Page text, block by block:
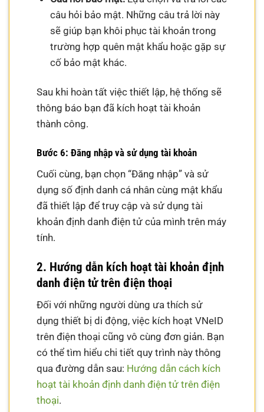
câu hỏi bảo mật. Những câu trả lời này
sẽ giúp bạn khôi phục tài khoản trong
trường hợp quên mật khẩu hoặc gặp sự
cố bảo mật khác.
Sau khi hoàn tất việc thiết lập, hệ thống sẽ
thông báo bạn đã kích hoạt tài khoản
thành công.
Bước 6: Đăng nhập và sử dụng tài khoản
Cuối cùng, bạn chọn “Đăng nhập” và sử
dụng số định danh cá nhân cùng mật khẩu
đã thiết lập để truy cập và sử dụng tài
khoản định danh điện tử của mình trên máy
tính.
2. Hướng dẫn kích hoạt tài khoản định
danh điện tử trên điện thoại
Đối với những người dùng ưa thích sử
dụng thiết bị di động, việc kích hoạt VNeID
trên điện thoại cũng vô cùng đơn giản. Bạn
có thể tìm hiểu chi tiết quy trình này thông
qua đường dẫn sau: Hướng dẫn cách kích
hoạt tài khoản định danh điện tử trên điện
thoại.